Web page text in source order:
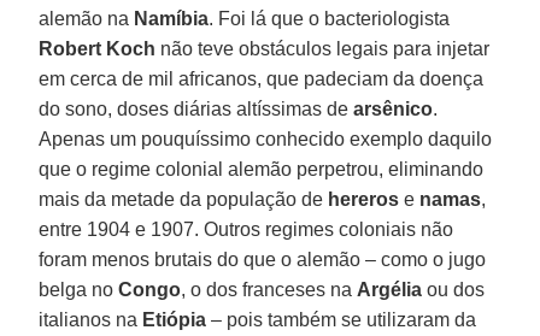
alemão na Namíbia. Foi lá que o bacteriologista
Robert Koch não teve obstáculos legais para injetar
em cerca de mil africanos, que padeciam da doença
do sono, doses diárias altíssimas de arsênico.
Apenas um pouquíssimo conhecido exemplo daquilo
que o regime colonial alemão perpetrou, eliminando
mais da metade da população de hereros e namas,
entre 1904 e 1907. Outros regimes coloniais não
foram menos brutais do que o alemão – como o jugo
belga noCongo, o dos franceses na Argélia ou dos
italianos na Etiópia – pois também se utilizaram da